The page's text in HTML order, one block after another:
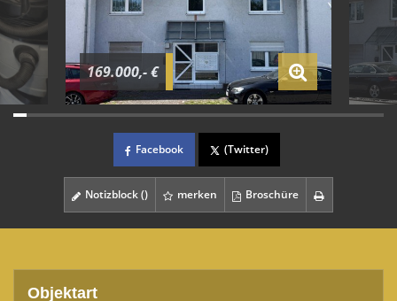
169.000,- €
Facebook (Twitter)
Notizblock () merken Broschüre
Objektart